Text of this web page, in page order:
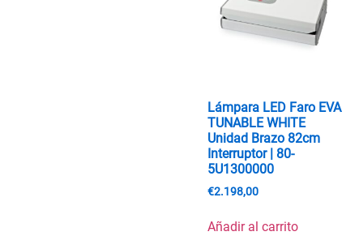
Lámpara LED Faro EVA
TUNABLE WHITE
Unidad Brazo 82cm
Interruptor | 80-
5U1300000
€2.198,00
Añadir al carrito